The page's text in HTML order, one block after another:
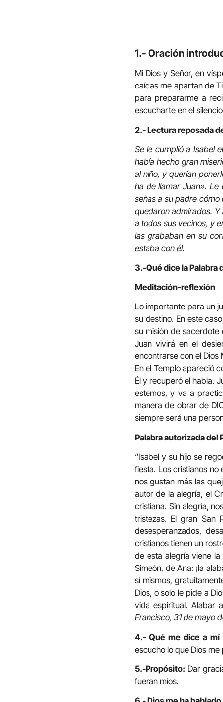
1.- Oración
Mi Dios y Señor, en
caídas me apartan de
para prepararme a
escucharte en el
2.- Lectura reposada
Se le cumplió a Isabel
había hecho gran
al niño, y querían
ha de llamar Juan».
señas a su padre cómo
quedaron admirados. Y
a todos sus vecinos, y
las grababan en su
estaba con él.
3.-Qué dice la Palabra
Meditación-reflexión
Lo importante para un
su destino. En este
su misión de sacerdote
Juan vivirá en el
encontrarse con el Dios
En el Templo apareció
Él y recuperó el habla.
estemos, y va a
manera de obrar de
siempre será una
Palabra autorizada del
“Isabel y su hijo se
fiesta. Los cristianos
nos gustan más las
autor de la alegría, el
cristiana. Sin alegría,
tristezas. El gran San
desesperanzados,
cristianos tienen un
de esta alegría viene
Simeón, de Ana: ¡la
sí mismos,
Dios, o solo le pide a
vida espiritual. Alabar
Francisco, 31 de mayo
4.- Qué me dice a mí
escucho lo que Dios
5.-Propósito: Dar
fueran míos.